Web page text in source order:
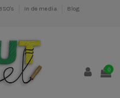
In de media
Blog
0